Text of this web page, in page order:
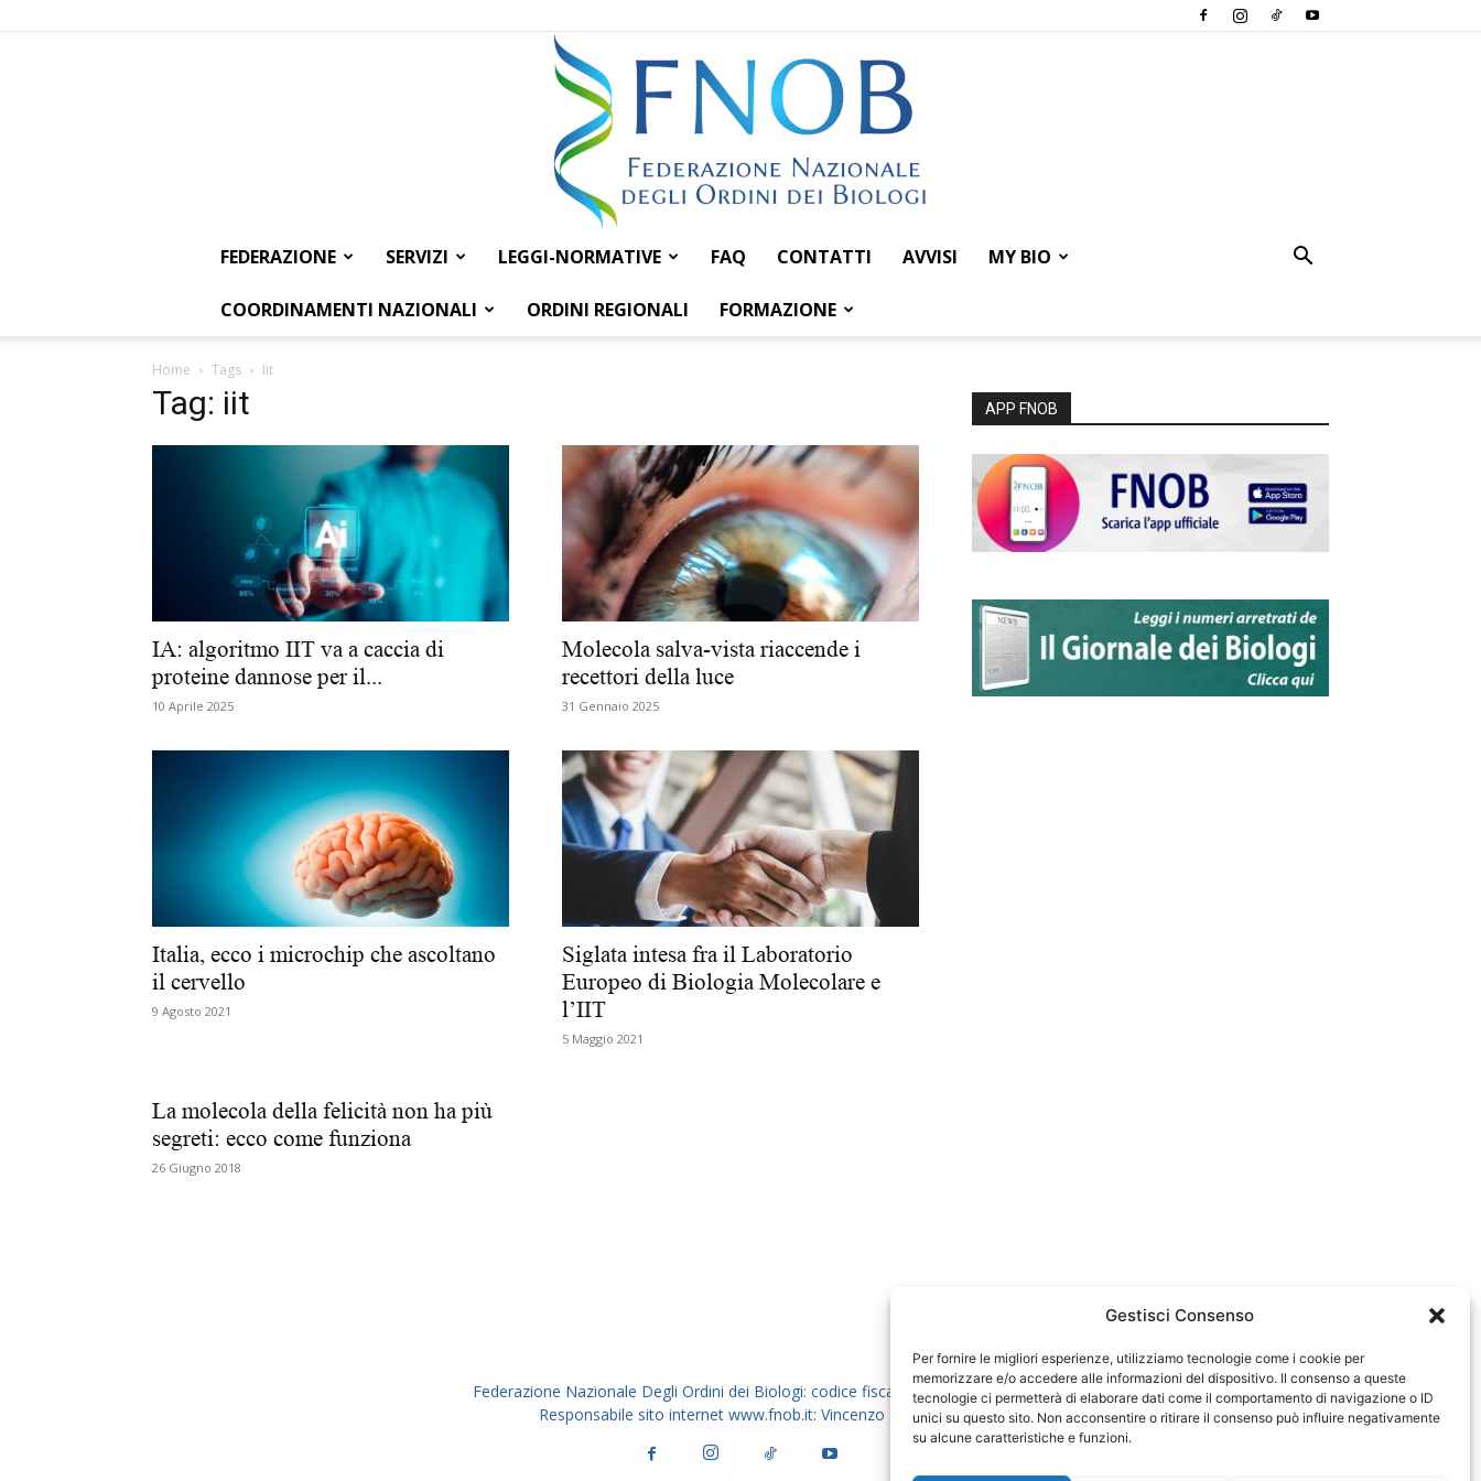
Gestisci Consenso
Per fornire le migliori esperienze, utilizziamo tecnologie come i cookie per
memorizzare e/o accedere alle informazioni del dispositivo. Il consenso a queste
tecnologie ci permetterà di elaborare dati come il comportamento di navigazione o ID
unici su questo sito. Non acconsentire o ritirare il consenso può influire negativamente
su alcune caratteristiche e funzioni.
Federazione
Nazionale
degli
dei
FEDERAZIONE SERVIZI LEGGI-NORMATIVE FAQ CONTATTI AVVISI MY BIO
COORDINAMENTI NAZIONALI ORDINI REGIONALI FORMAZIONE
Home Tags Iit
Tag: iit
IA: algoritmo IIT va a caccia di
proteine dannose per il...
10 Aprile 2025
Molecola salva-vista riaccende i
recettori della luce
31 Gennaio 2025
Italia, ecco i microchip che ascoltano
il cervello
9 Agosto 2021
Siglata intesa fra il Laboratorio
Europeo di Biologia Molecolare e
l’IIT
5 Maggio 2021
La molecola della felicità non ha più
segreti: ecco come funziona
26 Giugno 2018
APP FNOB
Federazione Nazionale Degli Ordini dei Biologi: codice fiscale 80069130583
Responsabile sito internet www.fnob.it: Vincenzo D'Anna